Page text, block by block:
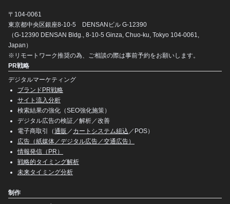
〒104-0061
東京都中央区銀座8-10-5 DENSANビル G-12390
（G-12390 DENSAN Bldg., 8-10-5 Ginza, Chuo-ku, Tokyo 104-0061,
Japan）
※リモートワーク推奨の為、ご相談の際は事前予約をお願いします。
PR戦略
デジタルマーケティング
ブランドPR戦略
サイト流入分析
検索結果の強化（SEO強化施策）
デジタル広告の検証／解析／改善
電子商取引（通販 ／ カートシステム組込 ／POS）
広告（紙媒体／デジタル広告／交通広告）
情報発信（PR）
戦略的タイミング解析
未来タイミング分析
制作